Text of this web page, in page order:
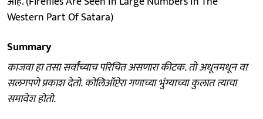
Western Part Of Satara)
Summary
काजवा हा तसा सर्वांच्याच परिचित असणारा कीटक. तो अधूनमधून वा
सलगपणे प्रकाश देतो. कोलिऑप्टेरा गणाच्या भुंग्याच्या कुलात त्याचा
समावेश होतो.